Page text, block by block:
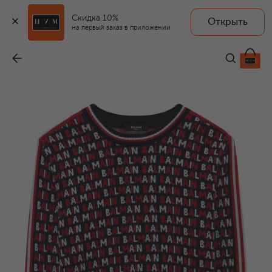
Скидка 10%
на первый заказ в приложении
Открыть
16 950 ₽